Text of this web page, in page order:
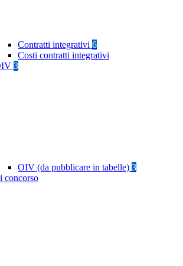
Contratti integrativi 6
Costi contratti integrativi
3
OIV (da pubblicare in tabelle) 3
concorso